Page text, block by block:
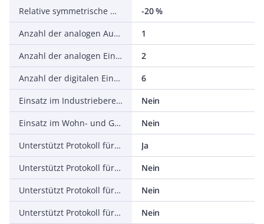
Relative symmetrische Netzspannungstoleranz
-20 %
Anzahl der analogen Ausgänge
1
Anzahl der analogen Eingänge
2
Anzahl der digitalen Eingänge
6
Einsatz im Industriebereich zulässig
Nein
Einsatz im Wohn- und Gewerbebereich zulässig
Nein
Unterstützt Protokoll für TCP/IP
Ja
Unterstützt Protokoll für PROFIBUS
Nein
Unterstützt Protokoll für CAN
Nein
Unterstützt Protokoll für INTERBUS
Nein